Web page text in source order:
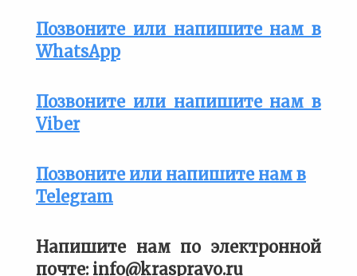
Позвоните или напишите нам в
WhatsApp
Позвоните или напишите нам в
Viber
Позвоните или напишите нам в
Telegram
Напишите нам по электронной
почте: info@kraspravo.ru